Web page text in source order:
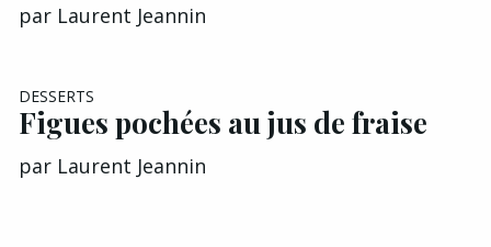
par Laurent Jeannin
DESSERTS
Figues pochées au jus de fraise
par Laurent Jeannin